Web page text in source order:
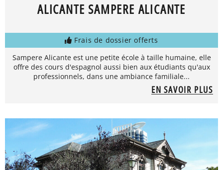
ALICANTE SAMPERE ALICANTE
Frais de dossier offerts
Sampere Alicante est une petite école à taille humaine, elle
offre des cours d'espagnol aussi bien aux étudiants qu'aux
professionnels, dans une ambiance familiale...
EN SAVOIR PLUS